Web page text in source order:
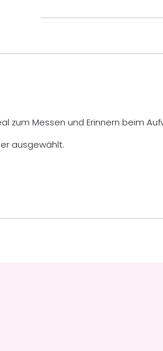
zum Messen und Erinnern beim
ausgewählt.